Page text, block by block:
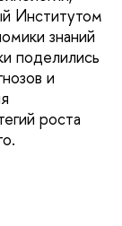
Институтом
знаний
и
роста